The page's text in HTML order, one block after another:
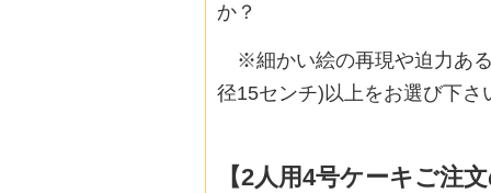
か？
※細かい絵の再現や迫力あ
径15センチ)以上をお選び下さ
【2人用4号ケーキご注